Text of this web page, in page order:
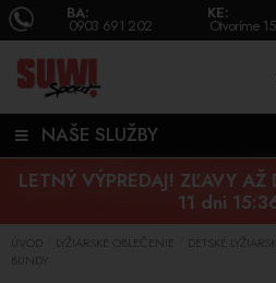
BA:
0903 691 202
KE:
Otvoríme
NAŠE SLUŽBY
LETNÝ VÝPREDAJ! ZĽAVY
11 dni
ÚVOD LYŽIARSKE OBLEČENIE DETSKÉ
BUNDY